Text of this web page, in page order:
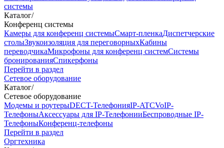
системы
Каталог/
Конференц системы
Камеры для конференц системыCмарт-пленкаДиспетчерские
столыЗвукоизоляция для переговорныхКабины
переводчикаМикрофоны для конференц системСистемы
бронированияСпикерфоны
Перейти в раздел
Сетевое оборудование
Каталог/
Сетевое оборудование
Модемы и роутерыDECT-ТелефонияIP-ATCVoIP-
ТелефоныАксессуары для IP-ТелефонииБеспроводные IP-
ТелефоныКонференц-телефоны
Перейти в раздел
Оргтехника